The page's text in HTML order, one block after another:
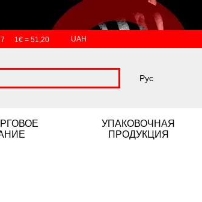
1€ = 51,20 UAH
Рус
УПАКОВОЧНАЯ
ПРОДУКЦИЯ